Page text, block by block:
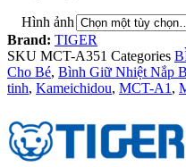
Hình ảnh
Brand: TIGER
SKU MCT-A351 Categories
Cho Bé, Bình Giữ Nhiệt Nắp
tinh, Kameichidou, MCT-A1,